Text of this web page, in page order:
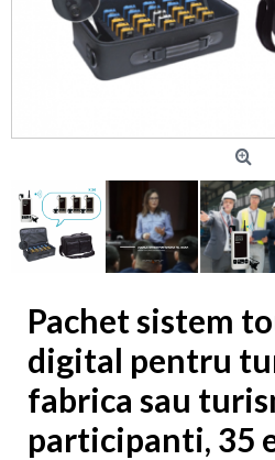
Pachet sistem
digital pentru
fabrica sau
participanti, 35